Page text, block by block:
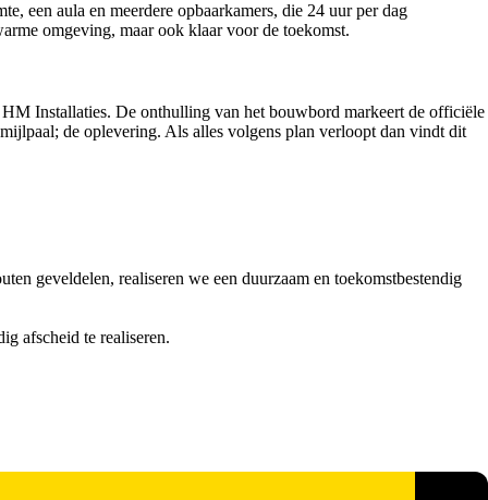
een aula en meerdere opbaarkamers, die 24 uur per dag
omgeving, maar ook klaar voor de toekomst.
Installaties. De onthulling van het bouwbord markeert de officiële
de oplevering. Als alles volgens plan verloopt dan vindt dit
geveldelen, realiseren we een duurzaam en toekomstbestendig
afscheid te realiseren.